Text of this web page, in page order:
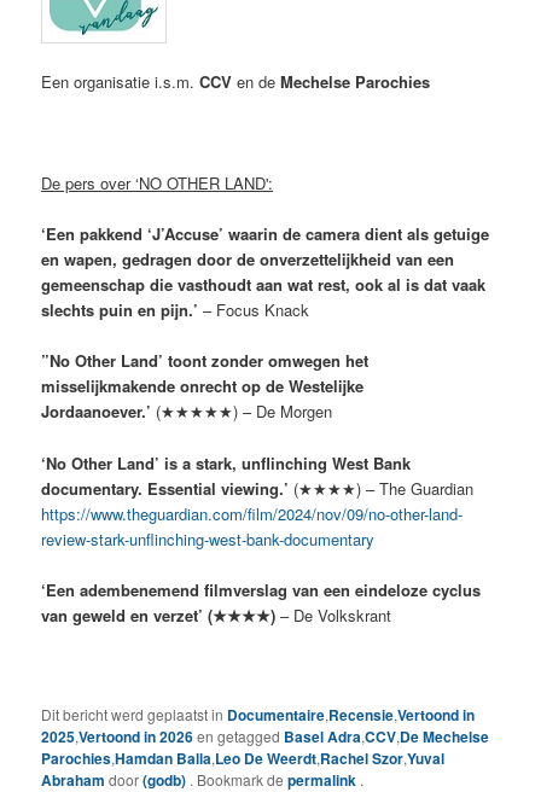
Een organisatie i.s.m.CCV en deMechelse Parochies
De pers over ‘NO OTHER LAND':
‘Een pakkend ‘J’Accuse’ waarin de camera dient als getuige
en wapen, gedragen door de onverzettelijkheid van een
gemeenschap die vasthoudt aan wat rest, ook al is dat vaak
slechts puin en pijn.’ – Focus Knack
”No Other Land’ toont zonder omwegen het
misselijkmakende onrecht op de Westelijke
Jordaanoever.’ (★★★★★) – De Morgen
‘No Other Land’ is a stark, unflinching West Bank
documentary. Essential viewing.’ (★★★★) – The Guardian
https://www.theguardian.com/film/2024/nov/09/no-other-land-
review-stark-unflinching-west-bank-documentary
‘Een adembenemend filmverslag van een eindeloze cyclus
van geweld en verzet’ (★★★★) – De Volkskrant
Dit bericht werd geplaatst in Documentaire,Recensie,Vertoond in
2025,Vertoond in 2026en getagged Basel Adra,CCV,De Mechelse
Parochies,Hamdan Balla,Leo De Weerdt,Rachel Szor,Yuval
Abraham door(godb) . Bookmark depermalink .